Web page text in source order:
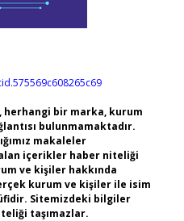
bir marka, kurum
bulunmamaktadır.
makaleler
içerikler haber niteliği
ve kişiler hakkında
kurum ve kişiler ile isim
Sitemizdeki bilgiler
taşımazlar.